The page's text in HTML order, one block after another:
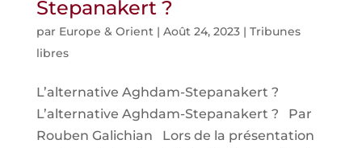
Stepanakert ?
par Europe & Orient | Août 24, 2023| Tribunes
libres
L’alternative Aghdam-Stepanakert ?
L’alternative Aghdam-Stepanakert ? Par
Rouben Galichian Lors de la présentation